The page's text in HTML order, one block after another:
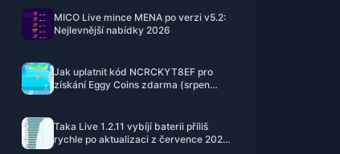
MICO Live mince MENA po verzi v5.2:
Nejlevnější nabídky 2026
Jak uplatnit kód NCRCKYT8EF pro
získání Eggy Coins zdarma (srpen
Taka Live 1.2.11 vybíjí baterii příliš
rychle po aktualizaci z července 2026?